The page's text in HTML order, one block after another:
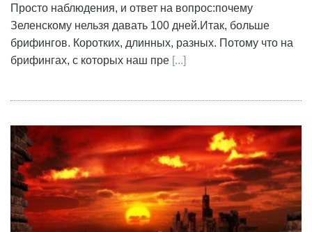
Просто наблюдения, и ответ на вопрос:почему
Зеленскому нельзя давать 100 дней.Итак, больше
брифингов. Коротких, длинных, разных. Потому что на
брифингах, с которых наш пре [...]